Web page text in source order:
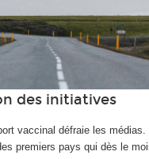
des initiatives
vaccinal défraie les médias.
premiers pays qui dès le